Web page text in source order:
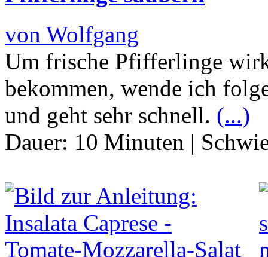
von Wolfgang
Um frische Pfifferlinge
bekommen, wende ich
und geht sehr schnell. (...)
Dauer: 10 Minuten |